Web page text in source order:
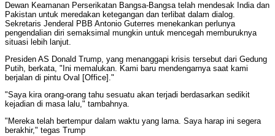
Dewan Keamanan Perserikatan Bangsa-Bangsa telah mendesak India dan
Pakistan untuk meredakan ketegangan dan terlibat dalam dialog.
Sekretaris Jenderal PBB Antonio Guterres menekankan perlunya
pengendalian diri semaksimal mungkin untuk mencegah memburuknya
situasi lebih lanjut.
Presiden AS Donald Trump, yang menanggapi krisis tersebut dari Gedung
Putih, berkata, "Ini memalukan. Kami baru mendengarnya saat kami
berjalan di pintu Oval [Office]."
"Saya kira orang-orang tahu sesuatu akan terjadi berdasarkan sedikit
kejadian di masa lalu," tambahnya.
"Mereka telah bertempur dalam waktu yang lama. Saya harap ini segera
berakhir," tegas Trump